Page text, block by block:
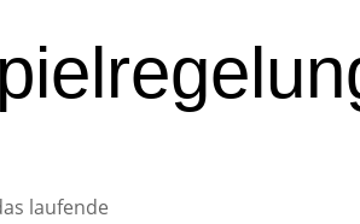
laufende